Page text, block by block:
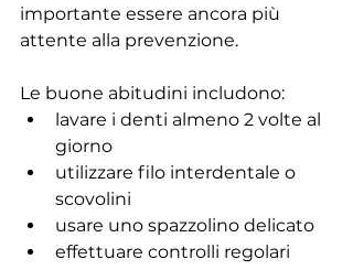
importante essere ancora più
attente alla prevenzione.
Le buone abitudini includono:
lavare i denti almeno 2 volte al
giorno
utilizzare filo interdentale o
scovolini
usare uno spazzolino delicato
effettuare controlli regolari